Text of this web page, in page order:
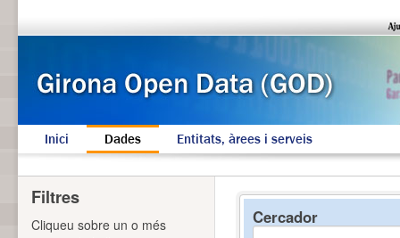
Inici Dades Entitats, àrees i serveis
Cercador
Filtres
Cliqueu sobre un o més